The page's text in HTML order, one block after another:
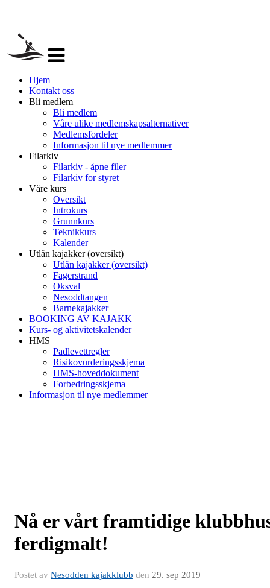
navigasjon
Hjem
Kontakt oss
Bli medlem
Bli medlem
Våre ulike medlemskapsalternativer
Medlemsfordeler
Informasjon til nye medlemmer
Filarkiv
Filarkiv - åpne filer
Filarkiv for styret
Våre kurs
Oversikt
Introkurs
Grunnkurs
Teknikkurs
Kalender
Utlån kajakker (oversikt)
Utlån kajakker (oversikt)
Fagerstrand
Oksval
Nesoddtangen
Barnekajakker
BOOKING AV KAJAKK
Kurs- og aktivitetskalender
HMS
Padlevettregler
Risikovurderingsskjema
HMS-hoveddokument
Forbedringsskjema
Informasjon til nye medlemmer
Nå er vårt framtidige
ferdigmalt!
Postet av Nesodden kajakklubb den 29. sep 2019